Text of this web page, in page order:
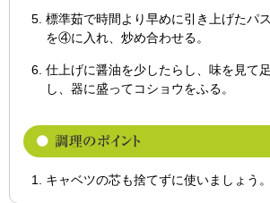
標準茹で時間より早めに引き上げたパ
を④に入れ、炒め合わせる。
仕上げに醤油を少したらし、味を見て
し、器に盛ってコショウをふる。
キャベツの芯も捨てずに使いましょう。